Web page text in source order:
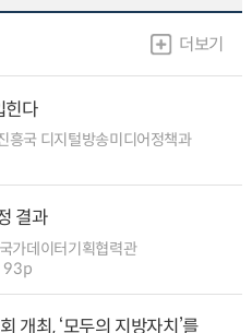
더보기
힌다
흥국 디지털방송미디어정책과
결과
가데이터기획협력관
93p
개최, ‘모두의 지방자치’를